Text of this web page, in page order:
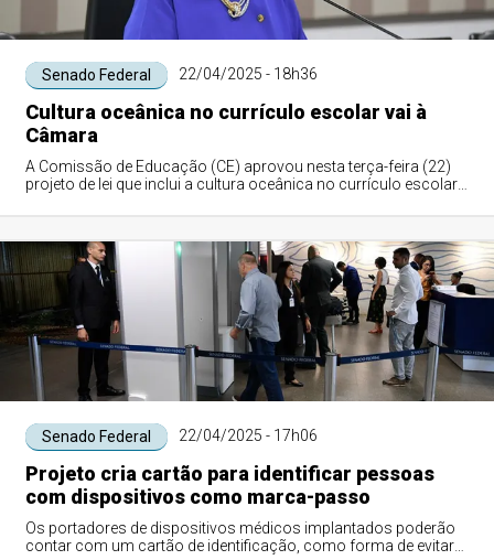
Senado Federal 22/04/2025 - 18h36
Cultura oceânica no currículo escolar vai à
Câmara
A Comissão de Educação (CE) aprovou nesta terça-feira (22)
projeto de lei que inclui a cultura oceânica no currículo escolar
Senado Federal 22/04/2025 - 17h06
Projeto cria cartão para identificar pessoas
com dispositivos como marca-passo
Os portadores de dispositivos médicos implantados poderão
contar com um cartão de identificação, como forma de evitar